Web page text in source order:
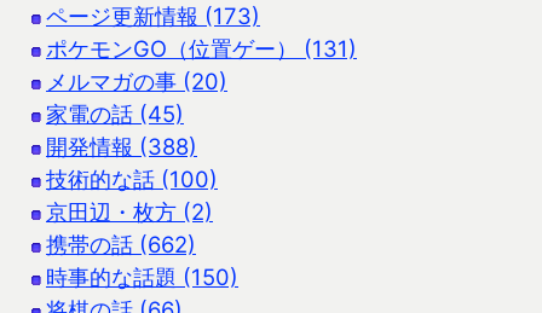
ページ更新情報 (173)
ポケモンGO（位置ゲー） (131)
メルマガの事 (20)
家電の話 (45)
開発情報 (388)
技術的な話 (100)
京田辺・枚方 (2)
携帯の話 (662)
時事的な話題 (150)